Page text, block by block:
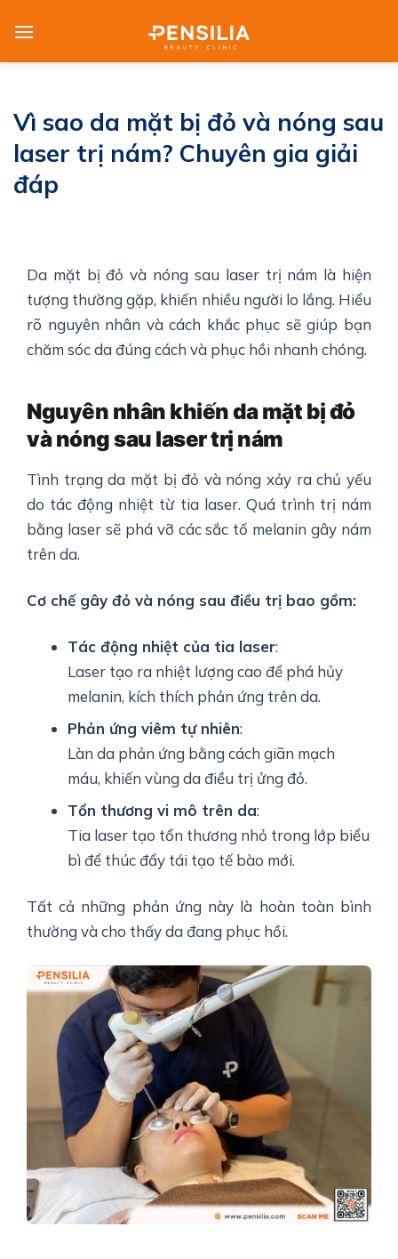
Vì sao da mặt bị đỏ và nóng sau
laser trị nám? Chuyên gia giải
đáp
Da mặt bị đỏ và nóng sau laser trị nám là hiện
tượng thường gặp, khiến nhiều người lo lắng. Hiểu
rõ nguyên nhân và cách khắc phục sẽ giúp bạn
chăm sóc da đúng cách và phục hồi nhanh chóng.
Nguyên nhân khiến da mặt bị đỏ
và nóng sau laser trị nám
Tình trạng da mặt bị đỏ và nóng xảy ra chủ yếu
do tác động nhiệt từ tia laser. Quá trình trị nám
bằng laser sẽ phá vỡ các sắc tố melanin gây nám
trên da.
Cơ chế gây đỏ và nóng sau điều trị bao gồm:
Tác động nhiệt của tia laser:
Laser tạo ra nhiệt lượng cao để phá hủy
melanin, kích thích phản ứng trên da.
Phản ứng viêm tự nhiên:
Làn da phản ứng bằng cách giãn mạch
máu, khiến vùng da điều trị ửng đỏ.
Tổn thương vi mô trên da:
Tia laser tạo tổn thương nhỏ trong lớp biểu
bì để thúc đẩy tái tạo tế bào mới.
Tất cả những phản ứng này là hoàn toàn bình
thường và cho thấy da đang phục hồi.